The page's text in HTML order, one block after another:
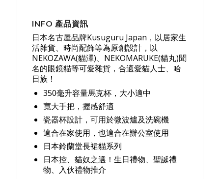
INFO 產品資訊
日本名古屋品牌Kusuguru Japan，以居家生
活雜貨、時尚配飾等為原創設計，以
NEKOZAWA(貓澤)、NEKOMARUKE(貓丸)聞
名的眼鏡貓等可愛雜貨，合適愛貓人士、哈
日族！
350毫升容量馬克杯，大小適中
寬大手把，握感舒適
瓷器杯設計，可用於微波爐及洗碗機
適合在家使用，也適合在辦公室使用
日本鈴蘭堂長裙貓系列
日本控、貓奴之選！生日禮物、聖誕禮
物、入伙禮物推介